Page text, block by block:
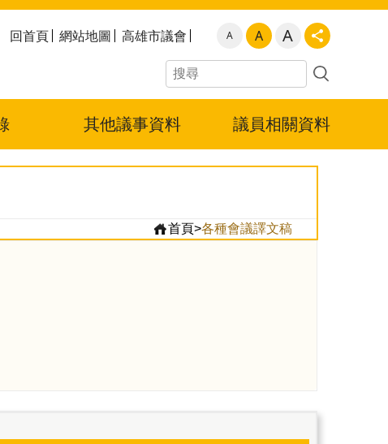
回首頁 網站地圖 高雄市議會 A A A
其他議事資料 議員相關資料
首頁>各種會議譯文稿